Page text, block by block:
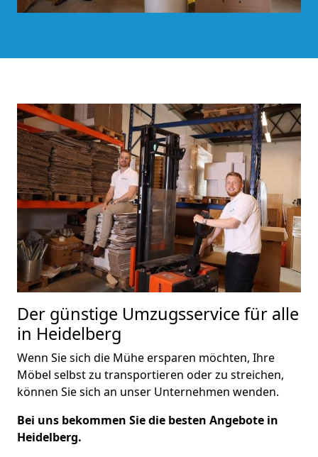
Der günstige Umzugsservice für alle
in Heidelberg
Wenn Sie sich die Mühe ersparen möchten, Ihre
Möbel selbst zu transportieren oder zu streichen,
können Sie sich an unser Unternehmen wenden.
Bei uns bekommen Sie die besten Angebote in
Heidelberg.